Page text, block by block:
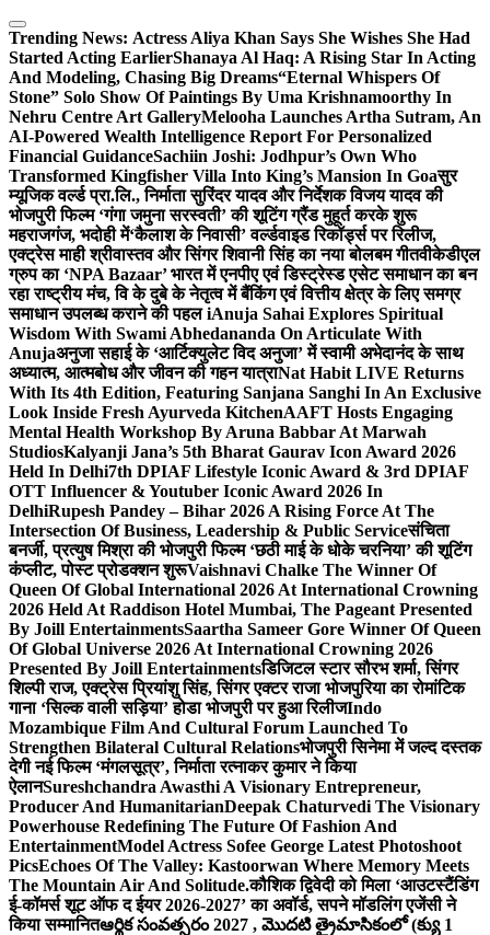
Skip
to
content
Trending News: Actress Aliya Khan Says She Wishes She Had
Started Acting EarlierShanaya Al Haq: A Rising Star In Acting
And Modeling, Chasing Big Dreams“Eternal Whispers Of
Stone” Solo Show Of Paintings By Uma Krishnamoorthy In
Nehru Centre Art GalleryMelooha Launches Artha Sutram, An
AI-Powered Wealth Intelligence Report For Personalized
Financial GuidanceSachiin Joshi: Jodhpur’s Own Who
Transformed Kingfisher Villa Into King’s Mansion In Goaसुर
म्यूजिक वर्ल्ड प्रा.लि., निर्माता सुरिंदर यादव और निर्देशक विजय यादव की
भोजपुरी फिल्म ‘गंगा जमुना सरस्वती’ की शूटिंग ग्रैंड मुहूर्त करके शुरू
महराजगंज, भदोही में‘कैलाश के निवासी’ वर्ल्डवाइड रिकॉर्ड्स पर रिलीज,
एक्ट्रेस माही श्रीवास्तव और सिंगर शिवानी सिंह का नया बोलबम गीतवीकेडीएल
ग्रुप का ‘NPA Bazaar’ भारत में एनपीए एवं डिस्ट्रेस्ड एसेट समाधान का बन
रहा राष्ट्रीय मंच, वि के दुबे के नेतृत्व में बैंकिंग एवं वित्तीय क्षेत्र के लिए समग्र
समाधान उपलब्ध कराने की पहल iAnuja Sahai Explores Spiritual
Wisdom With Swami Abhedananda On Articulate With
Anujaअनुजा सहाई के ‘आर्टिक्युलेट विद अनुजा’ में स्वामी अभेदानंद के साथ
अध्यात्म, आत्मबोध और जीवन की गहन यात्राNat Habit LIVE Returns
With Its 4th Edition, Featuring Sanjana Sanghi In An Exclusive
Look Inside Fresh Ayurveda KitchenAAFT Hosts Engaging
Mental Health Workshop By Aruna Babbar At Marwah
StudiosKalyanji Jana’s 5th Bharat Gaurav Icon Award 2026
Held In Delhi7th DPIAF Lifestyle Iconic Award & 3rd DPIAF
OTT Influencer & Youtuber Iconic Award 2026 In
DelhiRupesh Pandey – Bihar 2026 A Rising Force At The
Intersection Of Business, Leadership & Public Serviceसंचिता
बनर्जी, प्रत्युष मिश्रा की भोजपुरी फिल्म ‘छठी माई के धोके चरनिया’ की शूटिंग
कंप्लीट, पोस्ट प्रोडक्शन शुरूVaishnavi Chalke The Winner Of
Queen Of Global International 2026 At International Crowning
2026 Held At Raddison Hotel Mumbai, The Pageant Presented
By Joill EntertainmentsSaartha Sameer Gore Winner Of Queen
Of Global Universe 2026 At International Crowning 2026
Presented By Joill Entertainmentsडिजिटल स्टार सौरभ शर्मा, सिंगर
शिल्पी राज, एक्ट्रेस प्रियांशु सिंह, सिंगर एक्टर राजा भोजपुरिया का रोमांटिक
गाना ‘सिल्क वाली सड़िया’ होडा भोजपुरी पर हुआ रिलीजIndo
Mozambique Film And Cultural Forum Launched To
Strengthen Bilateral Cultural Relationsभोजपुरी सिनेमा में जल्द दस्तक
देगी नई फिल्म ‘मंगलसूत्र’, निर्माता रत्नाकर कुमार ने किया
ऐलानSureshchandra Awasthi A Visionary Entrepreneur,
Producer And HumanitarianDeepak Chaturvedi The Visionary
Powerhouse Redefining The Future Of Fashion And
EntertainmentModel Actress Sofee George Latest Photoshoot
PicsEchoes Of The Valley: Kastoorwan Where Memory Meets
The Mountain Air And Solitude.कौशिक द्विवेदी को मिला ‘आउटस्टैंडिंग
ई-कॉमर्स शूट ऑफ द ईयर 2026-2027’ का अवॉर्ड, सपने मॉडलिंग एजेंसी ने
किया सम्मानितఆర్థిక సంవత్సరం 2027 , మొదటి త్రైమాసికంలో (క్యు 1